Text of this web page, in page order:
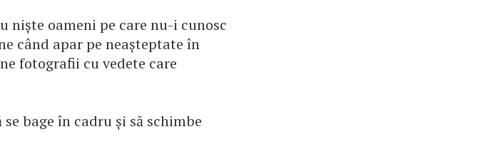
niște oameni pe care nu-i cunosc
când apar pe neașteptate în
fotografii cu vedete care
bage în cadru și să schimbe